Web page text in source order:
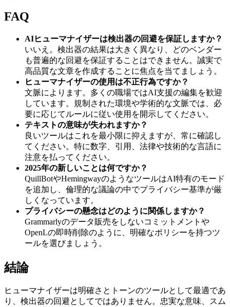
FAQ
AIヒューマナイザーは検出器の回避を保証しますか？
いいえ。検出器の結果は大きく異なり、どのベンダー
も普遍的な回避を保証することはできません。誠実で
高品質な文章を作成することに焦点を当てましょう。
ヒューマナイザーの使用は不正行為ですか？
文脈によります。多くの職場ではAI支援の編集を歓迎
しています。規制された環境や学術的な文脈では、必
要に応じてルールに従い使用を開示してください。
テキストの意味が失われますか？
良いツールはこれを最小限に抑えますが、常に確認し
てください。特に数字、引用、法律や技術的な言語に
注意を払ってください。
2025年の新しいことは何ですか？
QuillBotやHemingwayのようなツールはAI特有のモード
を追加し、倫理的な議論の中でプライバシー基準が厳
しくなっています。
プライバシーの懸念はどのように関係しますか？
Grammarlyのデータ販売をしないコミットメントや
OpenLの即時削除のように、明確なポリシーを持つツ
ールを選びましょう。
結論
ヒューマナイザーは明確さとトーンのツールとして最適であ
り、検出器の回避としてではありません。忠実な意味、スム